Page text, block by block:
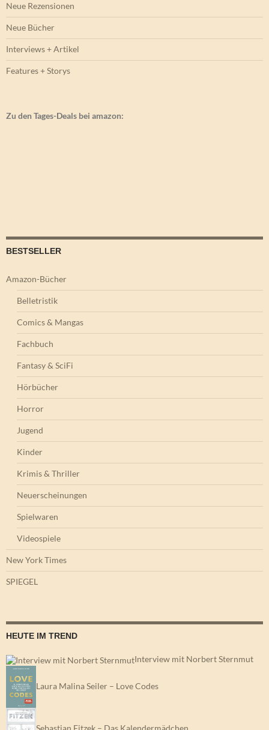
Neue Rezensionen
Neue Bücher
Interviews + Artikel
Features + Storys
Zu den Tages-Deals bei amazon:
BESTSELLER
Amazon-Bücher
Belletristik
Comics & Mangas
Fachbuch
Fantasy & SciFi
Hörbücher
Horror
Jugend
Kinder
Krimis & Thriller
Neuerscheinungen
Spielwaren
Videospiele
New York Times
SPIEGEL
HEUTE IM TREND
Interview mit Norbert Sternmut
Laura Malina Seiler – Love Codes
Sebastian Fitzek – Das Kalendermädchen